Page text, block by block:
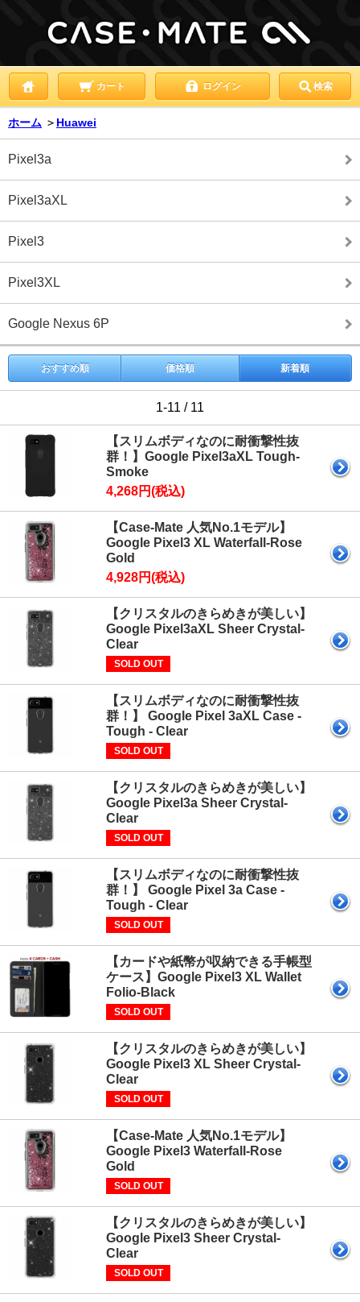
カート ログイン 検索
ホーム ＞ Huawei
Pixel3a
Pixel3aXL
Pixel3
Pixel3XL
Google Nexus 6P
おすすめ順 価格順 新着順
1-11 / 11
【スリムボディなのに耐衝撃性抜
群！】Google Pixel3aXL Tough-
Smoke
4,268円(税込)
【Case-Mate 人気No.1モデル】
Google Pixel3 XL Waterfall-Rose
Gold
4,928円(税込)
【クリスタルのきらめきが美しい】
Google Pixel3aXL Sheer Crystal-
Clear
SOLD OUT
【スリムボディなのに耐衝撃性抜
群！】 Google Pixel 3aXL Case -
Tough - Clear
SOLD OUT
【クリスタルのきらめきが美しい】
Google Pixel3a Sheer Crystal-
Clear
SOLD OUT
【スリムボディなのに耐衝撃性抜
群！】 Google Pixel 3a Case -
Tough - Clear
SOLD OUT
【カードや紙幣が収納できる手帳型
ケース】Google Pixel3 XL Wallet
Folio-Black
SOLD OUT
【クリスタルのきらめきが美しい】
Google Pixel3 XL Sheer Crystal-
Clear
SOLD OUT
【Case-Mate 人気No.1モデル】
Google Pixel3 Waterfall-Rose
Gold
SOLD OUT
【クリスタルのきらめきが美しい】
Google Pixel3 Sheer Crystal-
Clear
SOLD OUT